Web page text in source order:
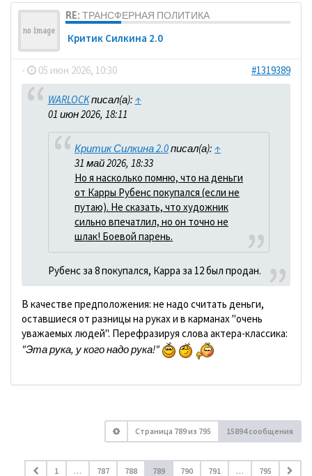
RE: ТРАНСФЕРНАЯ ПОЛИТИКА
Критик Силкина 2.0
- 05 июн 2026, 10:30 #1319389
WARLOCKписал(а): ↑
01 июн 2026, 18:11
Критик Силкина 2.0писал(а): ↑
31 май 2026, 18:33
Но я насколько помню, что на деньги
от Карры Рубенс покупался (если не
путаю). Не сказать, что художник
сильно впечатлил, но он точно не
шлак! Боевой парень.
Рубенс за 8 покупался, Карра за 12 был продан.
В качестве предположения: не надо считать деньги,
оставшиеся от разницы на руках и в карманах "очень
уважаемых людей". Перефразируя слова актера-классика:
"Эта рука, у кого надо рука!"
Страница 789из 795 15894 сообщения
1 … 787 788 789 790 791 … 795